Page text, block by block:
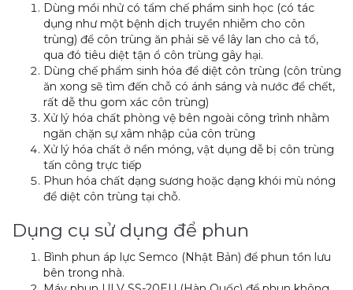
Dùng mồi nhử có tẩm chế phẩm sinh học (có tác
dụng như một bệnh dịch truyền nhiễm cho côn
trùng) để côn trùng ăn phải sẽ về lây lan cho cả tổ,
qua đó tiêu diệt tận ổ côn trùng gây hại.
Dùng chế phẩm sinh hóa để diệt côn trùng (côn trùng
ăn xong sẽ tìm đến chỗ có ánh sáng và nước để chết,
rất dễ thu gom xác côn trùng)
Xử lý hóa chất phòng vệ bên ngoài công trình nhằm
ngăn chặn sự xâm nhập của côn trùng
Xử lý hóa chất ở nền móng, vật dụng dễ bị côn trùng
tấn công trực tiếp
Phun hóa chất dạng sương hoặc dạng khói mù nóng
để diệt côn trùng tại chỗ.
Dụng cụ sử dụng để phun
Bình phun áp lực Semco (Nhật Bản) để phun tồn lưu
bên trong nhà.